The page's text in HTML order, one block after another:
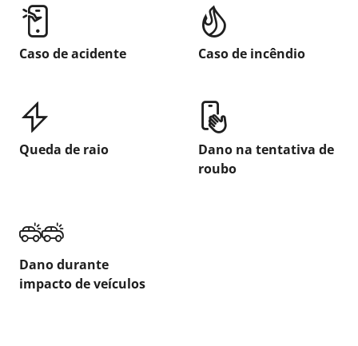
Caso de acidente Caso de incêndio
Queda de raio
Dano na tentativa de
roubo
Dano durante
impacto de veículos